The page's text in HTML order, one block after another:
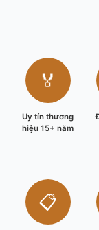
🏅
Uy tín thương
hiệu 15+ năm
📋